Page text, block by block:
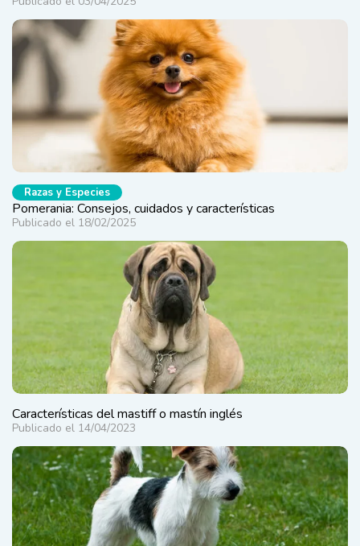
Razas y Especies
Pomerania: Consejos, cuidados y características
Publicado el 18/02/2025
Características del mastiff o mastín inglés
Publicado el 14/04/2023